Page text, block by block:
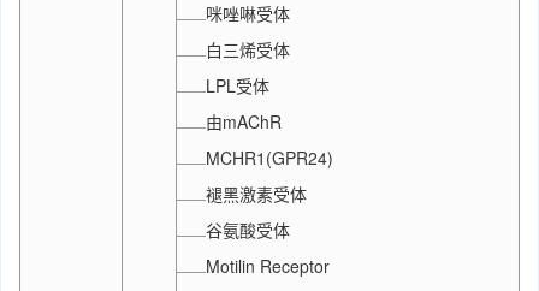
咪唑啉受体
白三烯受体
LPL受体
由mAChR
MCHR1(GPR24)
褪黑激素受体
谷氨酸受体
Motilin Receptor